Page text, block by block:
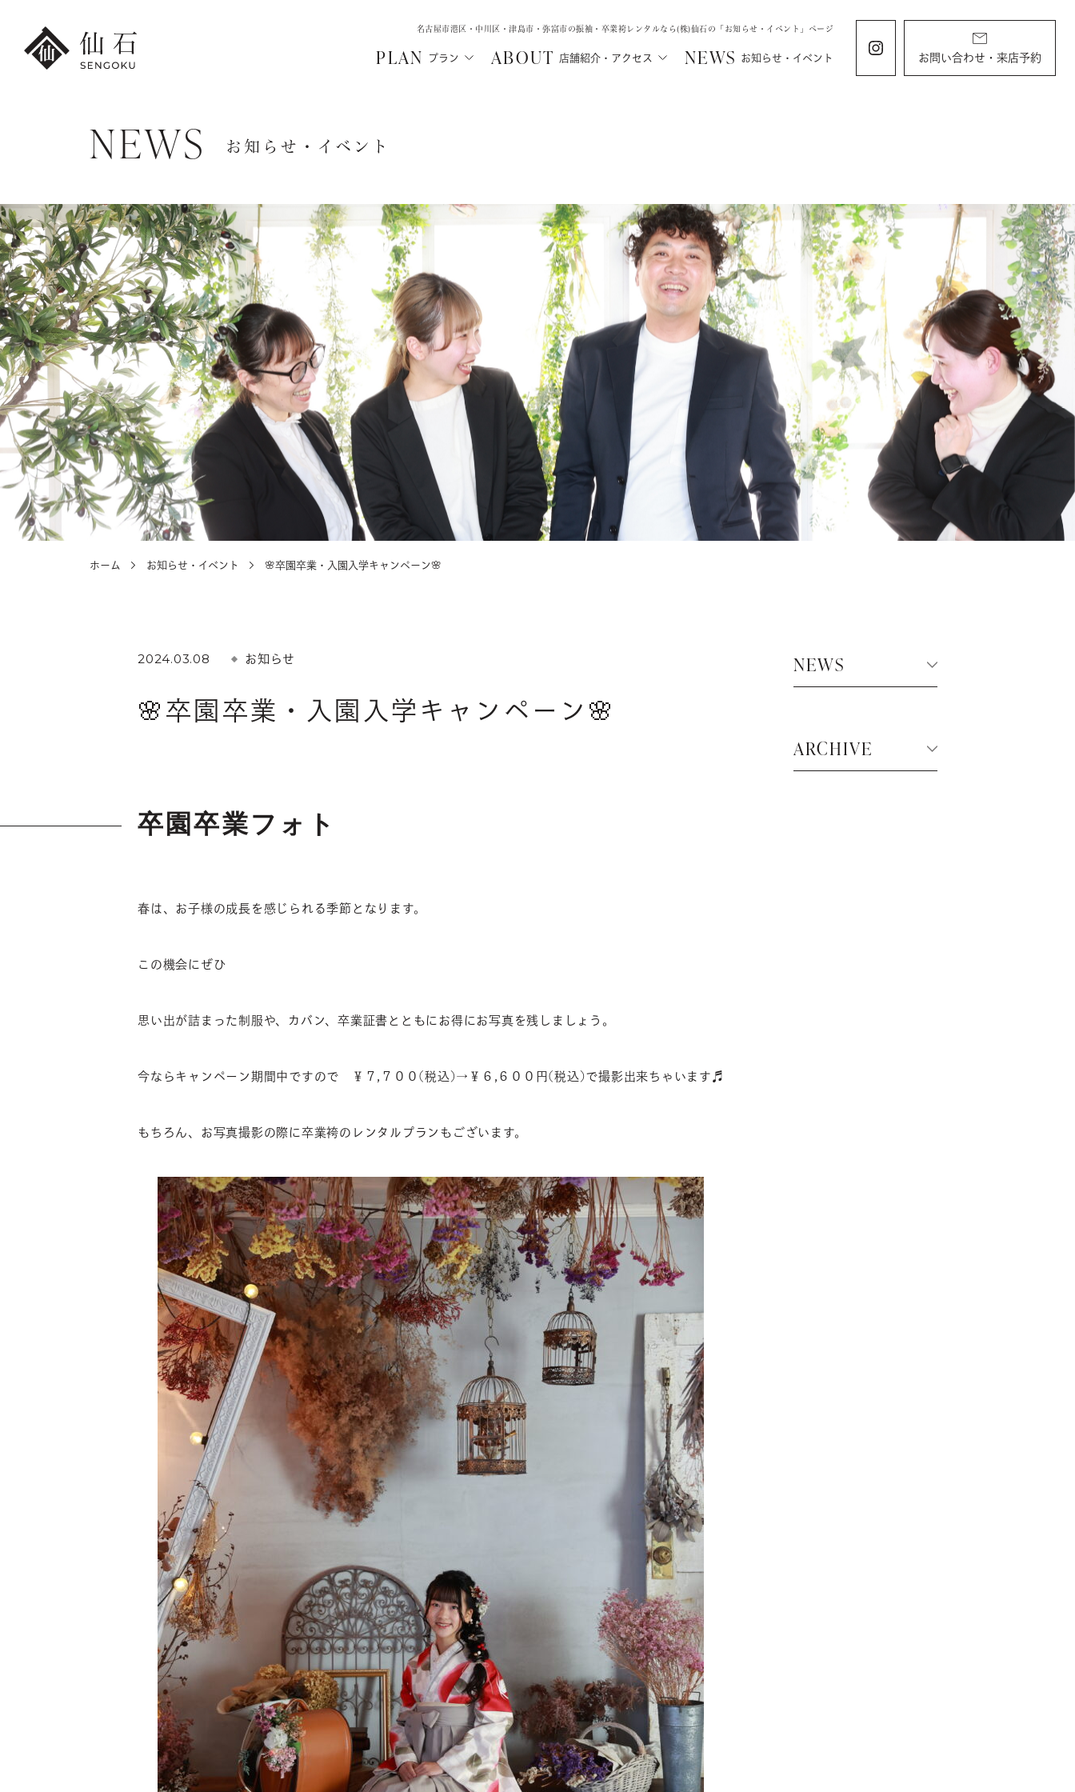
名古屋市港区・中川区・津島市・弥富市の振袖・卒業袴レンタルなら(株)仙石の「お知らせ・イベント」ページ
PLAN プラン
FURISODE
振袖レンタル・
撮影プラン
レンタル振袖一覧
紋付袴レンタル・
撮影プラン
選ばれる理由
HAKAMA
卒業袴レンタルプラン
小学生の
卒業袴レンタルプラン
先生の卒業袴レンタル
選ばれる理由
にぶんのいち成人式
選ばれる理由
フォトウェディング
ご親族向け衣装
レンタルプラン
選ばれる理由
お宮参り
すくすくチャンネル
バースデー・記念写真
百日祝・初節句
入園・入学・卒業
選ばれる理由
ABOUT 店舗紹介・アクセス NEWS お知らせ・イベント お問い合わせ・来店予約
NEWS お知らせ・イベント
ホーム お知らせ・イベント 🌸卒園卒業・入園入学キャンペーン🌸
2024.03.08 お知らせ
🌸卒園卒業・入園入学キャンペーン🌸
卒園卒業フォト
春は、お子様の成長を感じられる季節となります。
この機会にぜひ
思い出が詰まった制服や、カバン、卒業証書とともにお得にお写真を残しましょう。
今ならキャンペーン期間中ですので ￥７,７００(税込)→￥６,６００円(税込)で撮影出来ちゃいます♬
もちろん、お写真撮影の際に卒業袴のレンタルプランもございます。
NEWS
ARCHIVE